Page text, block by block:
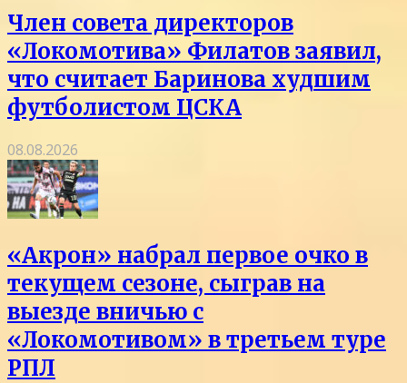
Член совета директоров
«Локомотива» Филатов заявил,
что считает Баринова худшим
футболистом ЦСКА
08.08.2026
«Акрон» набрал первое очко в
текущем сезоне, сыграв на
выезде вничью с
«Локомотивом» в третьем туре
РПЛ